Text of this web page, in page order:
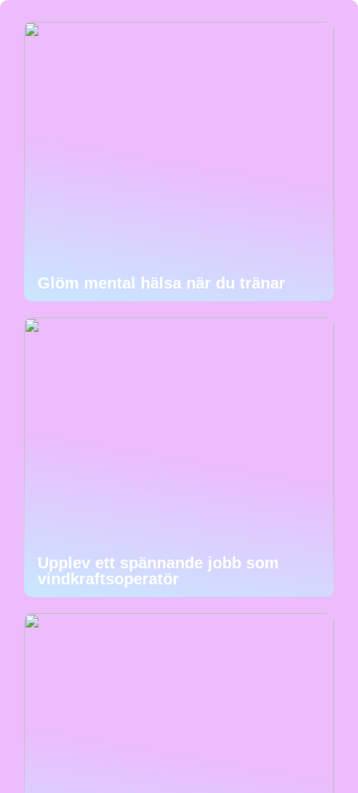
Glöm mental hälsa när du tränar
Upplev ett spännande jobb som
vindkraftsoperatör